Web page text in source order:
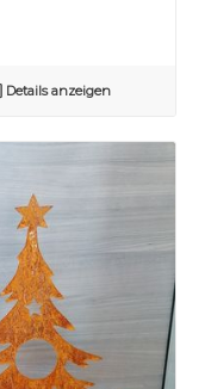
Details anzeigen